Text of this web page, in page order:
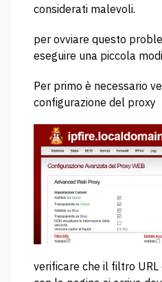
considerati malevoli.
per ovviare questo
eseguire una piccola
Per primo è necessario
configurazione del proxy
verificare che il filtro